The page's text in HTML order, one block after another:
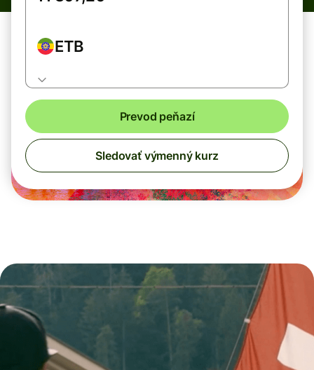
ETB
Prevod peňazí
Sledovať výmenný kurz